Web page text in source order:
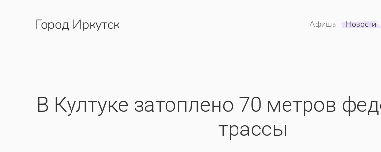
Перейти к содержимому
Город Иркутск Афиша Новости
В Култуке затоплено 70 метров
трассы